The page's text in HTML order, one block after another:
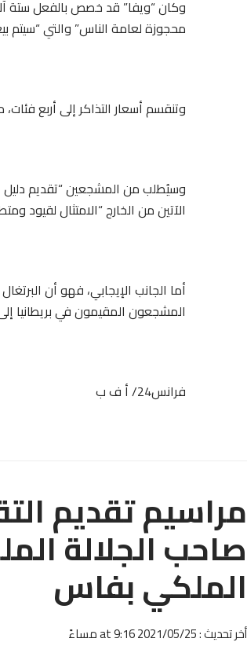
محجوزة لعامة الناس” والتي “سيتم
وتنقسم أسعار التذاكر إلى أربع فئات، من 70 يورو إلى 600
الآتين من الخارج “الامتثال لقيود
أما الجانب الإيجابي، فهو أن
المشجعون المقيمون في بريطانيا
فرانس24/ أ ف ب
مراسيم تقديم
صاحب الجلالة
الملكي بفاس
أخر تحديث : 2021/05/25 at 9:16 مساءً